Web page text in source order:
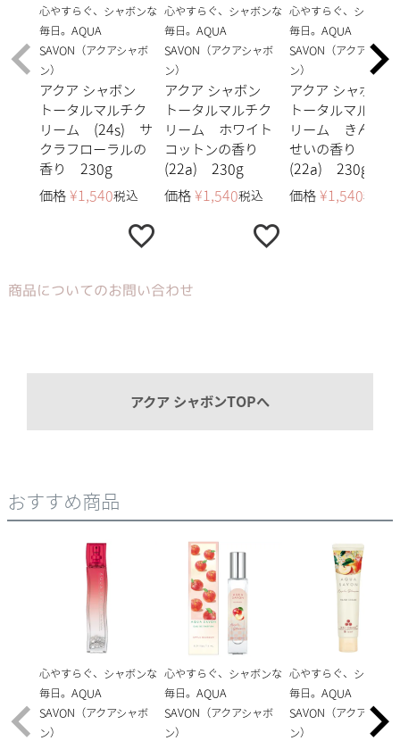
心やすらぐ、シャボンな
毎日。AQUA
SAVON（アクアシャボ
ン）
アクア シャボン
トータルマルチク
リーム (24s) サ
クラフローラルの
香り 230g
価格 ¥1,540税込
心やすらぐ、シャボンな
毎日。AQUA
SAVON（アクアシャボ
ン）
アクア シャボン
トータルマルチク
リーム ホワイト
コットンの香り
(22a) 230g
価格 ¥1,540税込
心やすらぐ、シャボン
毎日。AQUA
SAVON（アクアシャボ
ン）
アクア シャボン
トータルマルチク
リーム きんもく
せいの香り
(22a) 230g
価格 ¥1,540税込
商品についてのお問い合わせ
アクア シャボンTOPへ
おすすめ商品
心やすらぐ、シャボンな
毎日。AQUA
SAVON（アクアシャボ
ン）
心やすらぐ、シャボンな
毎日。AQUA
SAVON（アクアシャボ
ン）
心やすらぐ、シャボン
毎日。AQUA
SAVON（アクアシャボ
ン）